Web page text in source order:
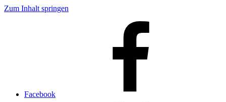
Zum Inhalt springen
Facebook